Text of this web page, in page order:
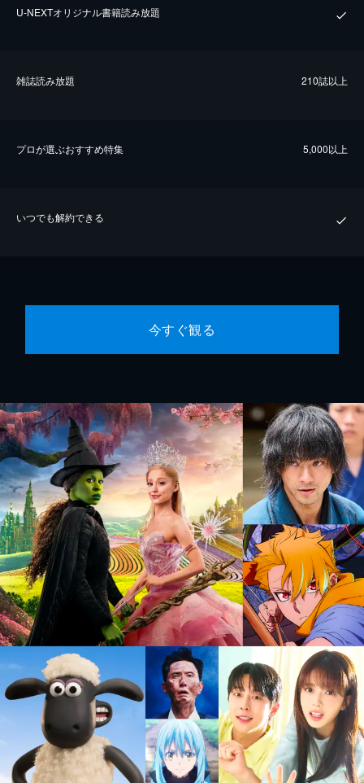
U-NEXTオリジナル書籍読み放題
雑誌読み放題 210誌以上
プロが選ぶおすすめ特集 5,000以上
いつでも解約できる
今すぐ観る